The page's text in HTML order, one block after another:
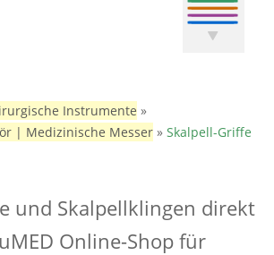
Instrumente »
| Medizinische Messer » Skalpell-Griffe
und Skalpellklingen direkt
Online-Shop für